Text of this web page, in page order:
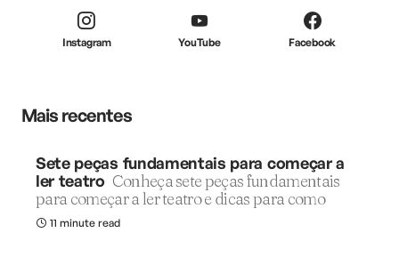
Instagram YouTube Facebook
Mais recentes
Sete peças fundamentais para começar a
ler teatro Conheça sete peças fundamentais
para começar a ler teatro e dicas para como
11 minute read